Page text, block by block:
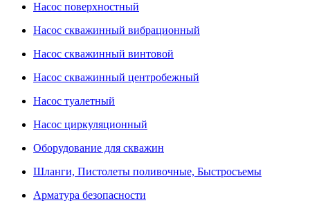
Насос поверхностный
Насос скважинный вибрационный
Насос скважинный винтовой
Насос скважинный центробежный
Насос туалетный
Насос циркуляционный
Оборудование для скважин
Шланги, Пистолеты поливочные, Быстросъемы
Арматура безопасности